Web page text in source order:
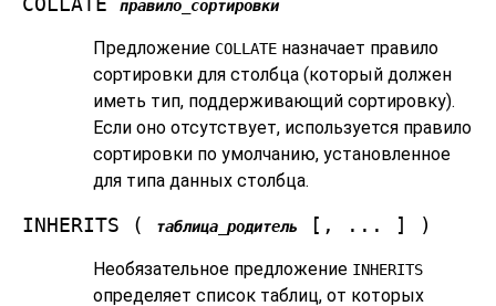
правило_сортировки
Предложение COLLATE назначает правило
сортировки для столбца (который должен
иметь тип, поддерживающий сортировку).
Если оно отсутствует, используется правило
сортировки по умолчанию, установленное
для типа данных столбца.
INHERITS ( таблица_родитель [, ... ] )
Необязательное предложение INHERITS
определяет список таблиц, от которых